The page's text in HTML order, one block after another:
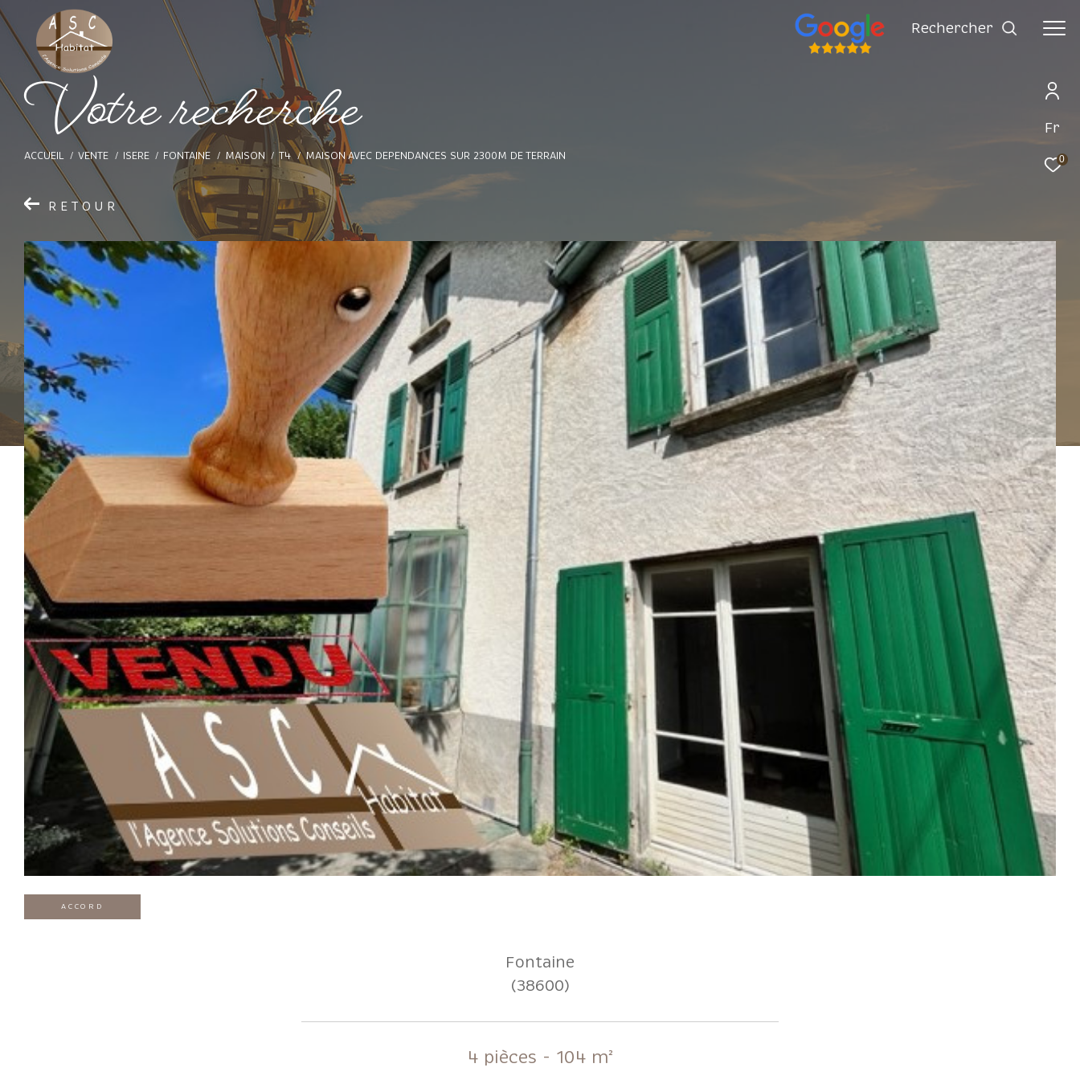
Fr
0
rechercher
Voterecherche
ACCUEIL VENTE ISERE FONTAINE MAISON T4 MAISON AVEC DEPENDANCES SUR 2300M DE TERRAIN
RETOUR
ACCORD
Fontaine
(38600)
4 pièces - 104 m²